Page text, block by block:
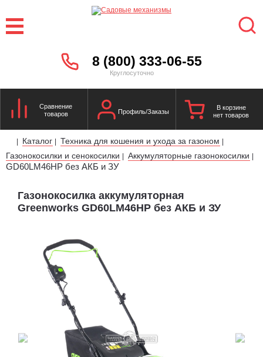
8 (800) 333-06-55
Круглосуточно
Сравнение
товаров
Профиль/Заказы
В корзине
нет товаров
| Каталог | Техника для кошения и ухода за газоном |
Газонокосилки и сенокосилки | Аккумуляторные газонокосилки |
GD60LM46HP без АКБ и ЗУ
Газонокосилка аккумуляторная
Greenworks GD60LM46HP без АКБ и ЗУ